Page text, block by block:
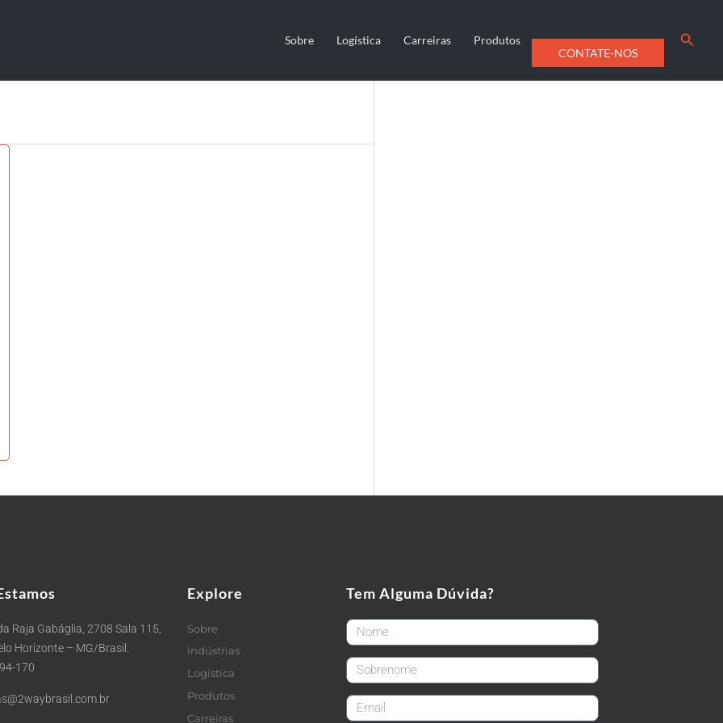
Sobre Logística Carreiras
Produtos
CONTATE-NOS
Raja Gabáglia, 2708 Sala 115,
Horizonte – MG/Brasil.
170
Explore
Sobre
Indústrias
Logística
Produtos
Carreiras
Tem Alguma Dúvida?
FirstName
LastName
email